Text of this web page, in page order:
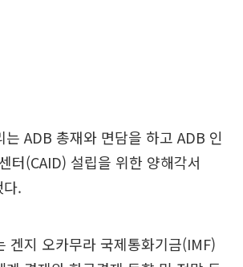
는 ADB 총재와 면담을 하고 ADB 인
터(CAID) 설립을 위한 양해각서
.
겐지 오카무라 국제통화기금(IMF)